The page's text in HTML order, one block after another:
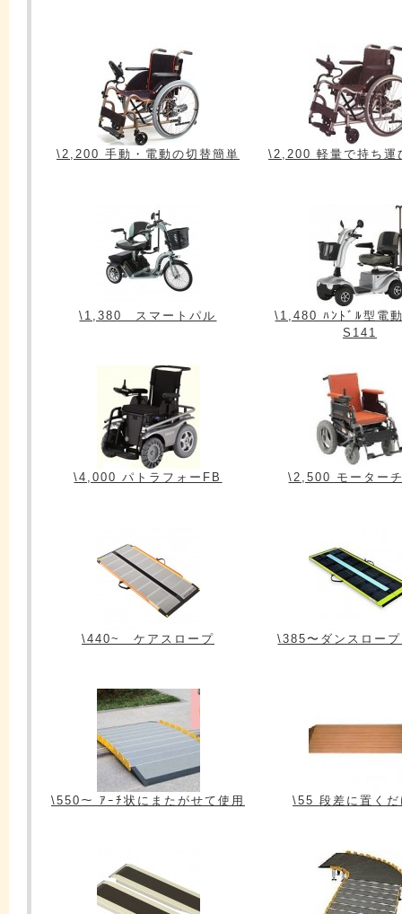
\2,200 手動・電動の切替簡単 \2,200 軽量で持ち運
\1,380 スマートパル
\1,480 ﾊﾝﾄﾞﾙ型電
S141
\4,000 パトラフォーFB \2,500 モーター
\440~ ケアスロープ \385〜ダンスロー
\550〜 ｱｰﾁ状にまたがせて使用 \55 段差に置くだ